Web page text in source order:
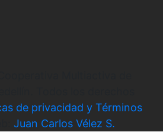
de privacidad y Términos
Juan Carlos Vélez S.